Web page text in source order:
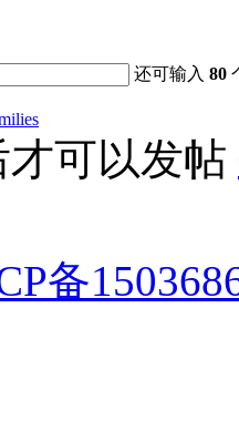
还可输入80
可以发帖
备